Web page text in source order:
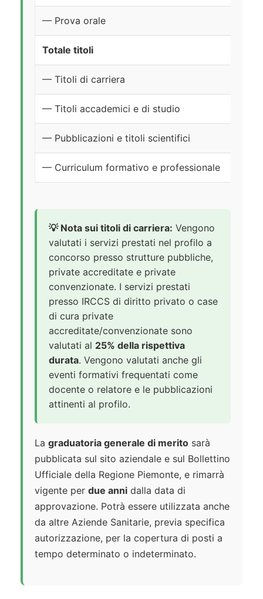
— Prova orale
Totale titoli
— Titoli di carriera
— Titoli accademici e di studio
— Pubblicazioni e titoli scientifici
— Curriculum formativo e professionale
💡 Nota sui titoli di carriera: Vengono
valutati i servizi prestati nel profilo a
concorso presso strutture pubbliche,
private accreditate e private
convenzionate. I servizi prestati
presso IRCCS di diritto privato o case
di cura private
accreditate/convenzionate sono
valutati al 25% della rispettiva
durata. Vengono valutati anche gli
eventi formativi frequentati come
docente o relatore e le pubblicazioni
attinenti al profilo.
La graduatoria generale di merito sarà
pubblicata sul sito aziendale e sul Bollettino
Ufficiale della Regione Piemonte, e rimarrà
vigente per due anni dalla data di
approvazione. Potrà essere utilizzata anche
da altre Aziende Sanitarie, previa specifica
autorizzazione, per la copertura di posti a
tempo determinato o indeterminato.